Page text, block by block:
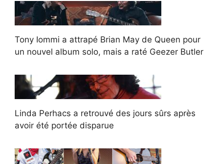
Tony Iommi a attrapé Brian May de Queen pour
un nouvel album solo, mais a raté Geezer Butler
Linda Perhacs a retrouvé des jours sûrs après
avoir été portée disparue